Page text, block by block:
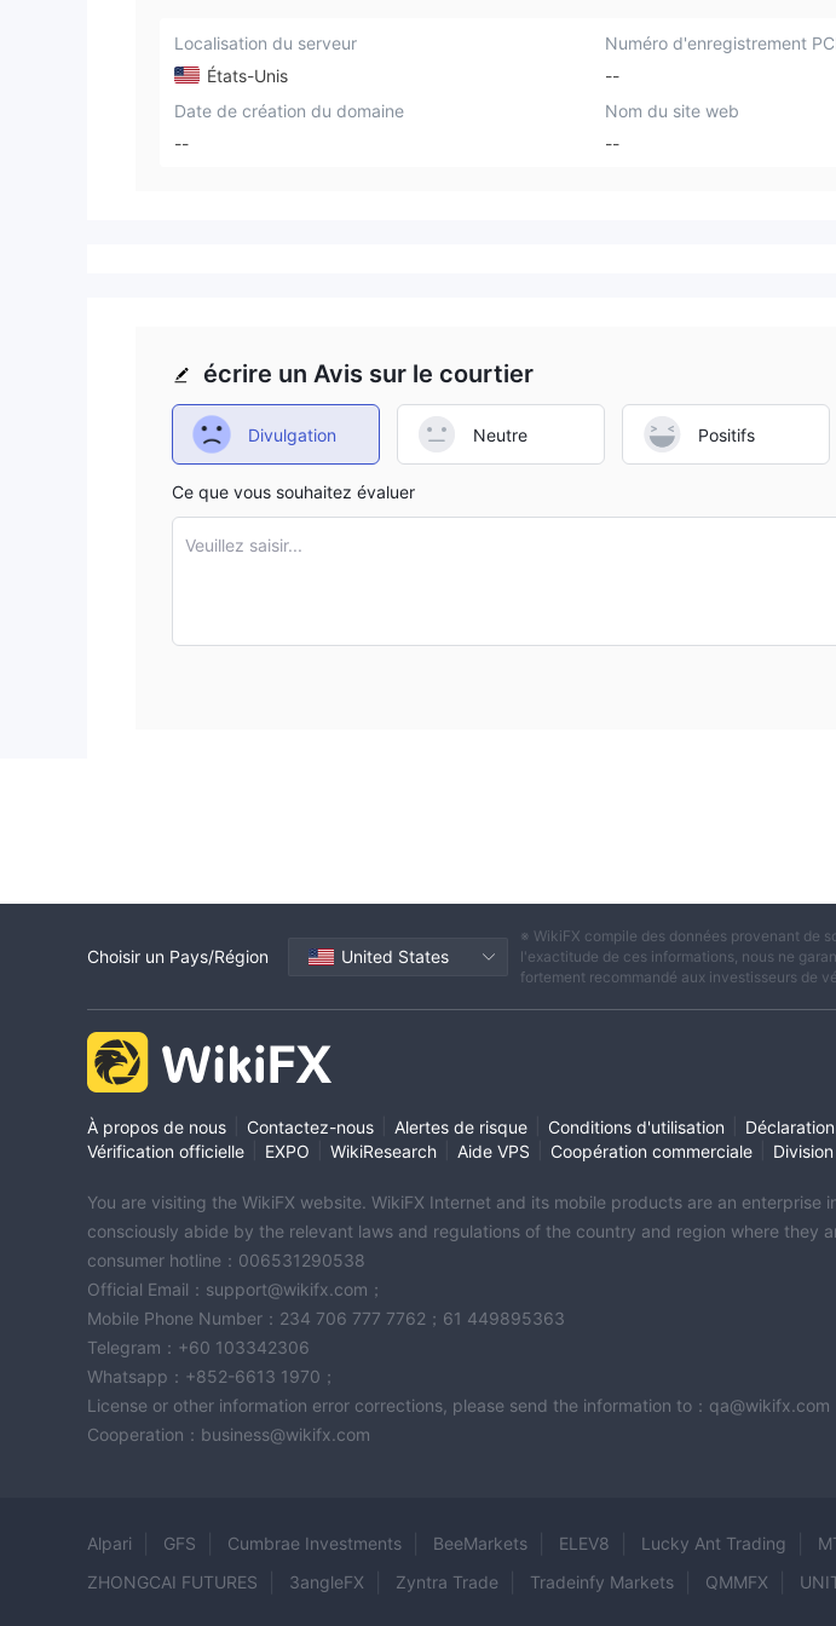
Localisation du serveur
États-Unis
Numéro d'enregistrement
--
Date de création du domaine
--
Nom du site web
--
écrire un Avis sur le courtier
Divulgation Neutre Positifs
Ce que vous souhaitez évaluer
Veuillez saisir...
Choisir un Pays/Région United States
※ WikiFX compile des données provenant de
l'exactitude de ces informations, nous ne
fortement recommandé aux investisseurs de
À propos de nous Contactez-nous Alertes de risque Conditions d'utilisation
Vérification officielle
EXPO WikiResearch Aide VPS Coopération commerciale
You are visiting the WikiFX website. WikiFX Internet and its mobile products are an
consciously abide by the relevant laws and regulations of the country and region where they
consumer hotline：006531290538
Official Email：support@wikifx.com；
Mobile Phone Number：234 706 777 7762；61 449895363
Telegram：+60 103342306
Whatsapp：+852-6613 1970；
License or other information error corrections, please send the information to：qa@wikifx.com
Cooperation：business@wikifx.com
Alpari GFS Cumbrae Investments BeeMarkets ELEV8 Lucky Ant Trading
ZHONGCAI FUTURES
3angleFX Zyntra Trade Tradeinfy Markets QMMFX